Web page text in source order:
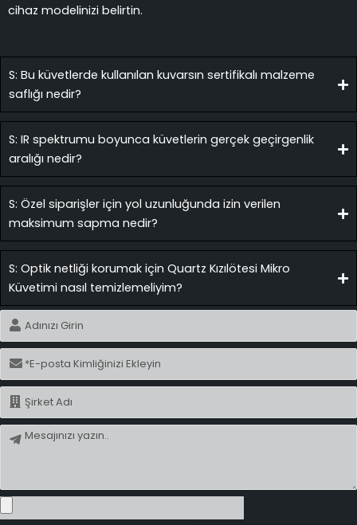
cihaz modelinizi belirtin.
S: Bu küvetlerde kullanılan kuvarsın sertifikalı malzeme
saflığı nedir?
S: IR spektrumu boyunca küvetlerin gerçek geçirgenlik
aralığı nedir?
S: Özel siparişler için yol uzunluğunda izin verilen
maksimum sapma nedir?
S: Optik netliği korumak için Quartz Kızılötesi Mikro
Küvetimi nasıl temizlemeliyim?
İsim
E-
posta
İsim
Mesaj